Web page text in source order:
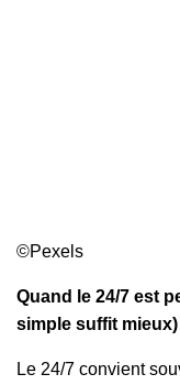
©Pexels
Quand le 24/7 est
simple suffit mieux)
Le 24/7 convient